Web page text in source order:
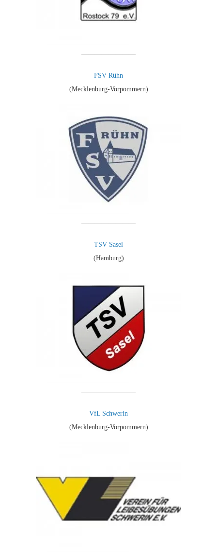
————————
FSV Rühn
(Mecklenburg-Vorpommern)
————————
TSV Sasel
(Hamburg)
————————
VfL Schwerin
(Mecklenburg-Vorpommern)